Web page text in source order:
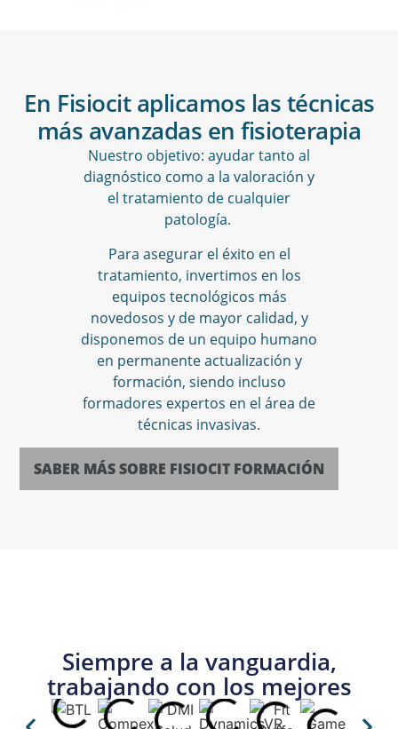
En Fisiocit aplicamos las técnicas
más avanzadas en fisioterapia
Nuestro objetivo: ayudar tanto al
diagnóstico como a la valoración y
el tratamiento de cualquier
patología.
Para asegurar el éxito en el
tratamiento, invertimos en los
equipos tecnológicos más
novedosos y de mayor calidad, y
disponemos de un equipo humano
en permanente actualización y
formación, siendo incluso
formadores expertos en el área de
técnicas invasivas.
SABER MÁS SOBRE FISIOCIT FORMACIÓN
Siempre a la vanguardia,
trabajando con los mejores